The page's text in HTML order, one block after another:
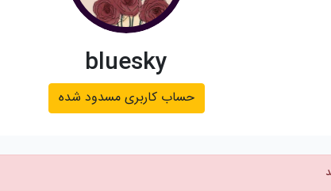
bluesky
حساب کاربری مسدود شده